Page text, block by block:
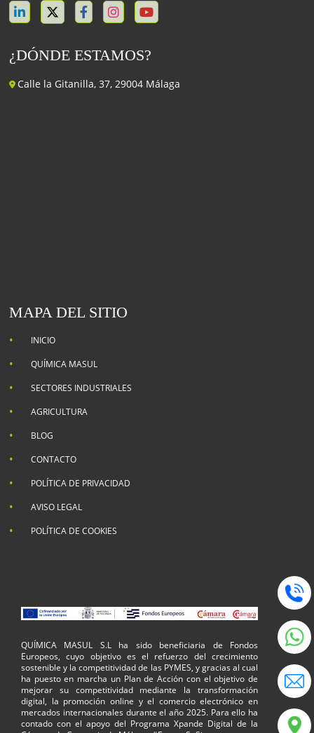
¿DÓNDE ESTAMOS?
Calle la Gitanilla, 37, 29004 Málaga
MAPA DEL SITIO
INICIO
QUÍMICA MASUL
SECTORES INDUSTRIALES
AGRICULTURA
BLOG
CONTACTO
POLÍTICA DE PRIVACIDAD
AVISO LEGAL
POLÍTICA DE COOKIES
QUÍMICA MASUL S.L ha sido beneficiaria de Fondos
Europeos, cuyo objetivo es el refuerzo del crecimiento
sostenible y la competitividad de las PYMES, y gracias al cual
ha puesto en marcha un Plan de Acción con el objetivo de
mejorar su competitividad mediante la transformación
digital, la promoción online y el comercio electrónico en
mercados internacionales durante el año 2025. Para ello ha
contado con el apoyo del Programa Xpande Digital de la